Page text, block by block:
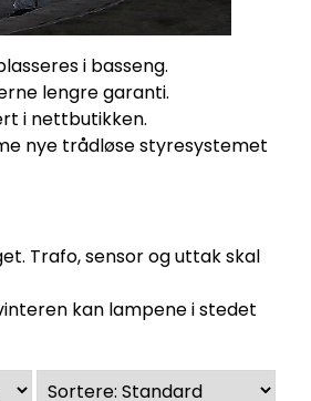
i basseng.
lengre garanti.
i nettbutikken.
nye trådløse styresystemet
Trafo, sensor og uttak skal
kan lampene i stedet